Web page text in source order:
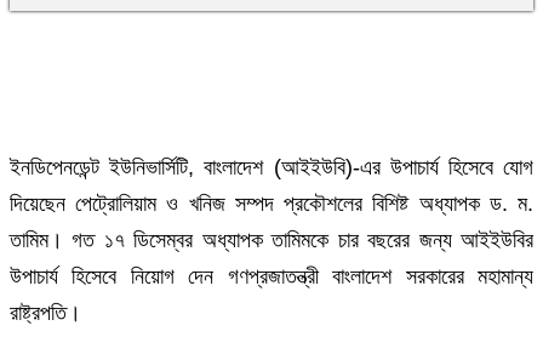
ইনডিপেনডেন্ট ইউনিভার্সিটি, বাংলাদেশ (আইইউবি)-এর উপাচার্য হিসেবে যোগ
দিয়েছেন পেট্রোলিয়াম ও খনিজ সম্পদ প্রকৌশলের বিশিষ্ট অধ্যাপক ড. ম.
তামিম। গত ১৭ ডিসেম্বর অধ্যাপক তামিমকে চার বছরের জন্য আইইউবির
উপাচার্য হিসেবে নিয়োগ দেন গণপ্রজাতন্ত্রী বাংলাদেশ সরকারের মহামান্য
রাষ্ট্রপতি।